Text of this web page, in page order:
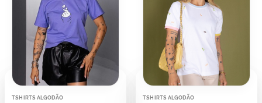
TSHIRTS ALGODÃO TSHIRTS ALGODÃO